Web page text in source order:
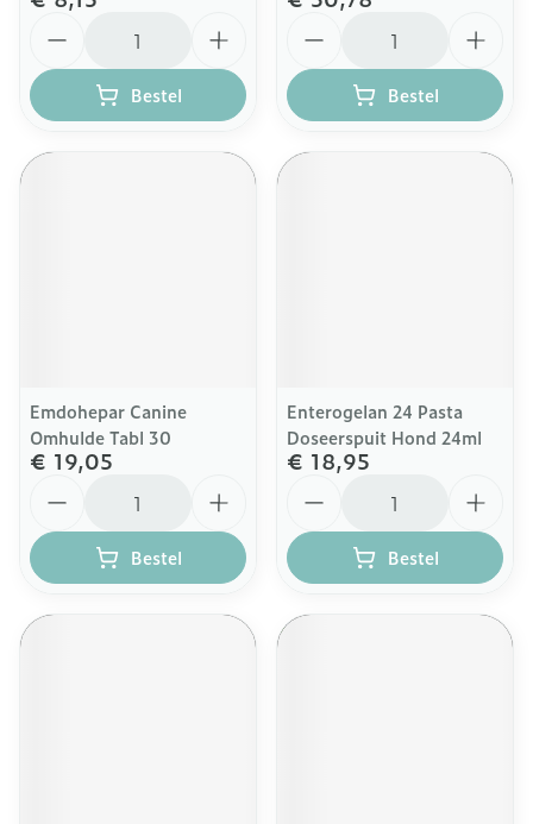
Bestel Bestel
Emdohepar Canine
Omhulde Tabl 30
€ 19,05
Bestel
Enterogelan 24 Pasta
Doseerspuit Hond 24ml
€ 18,95
Bestel